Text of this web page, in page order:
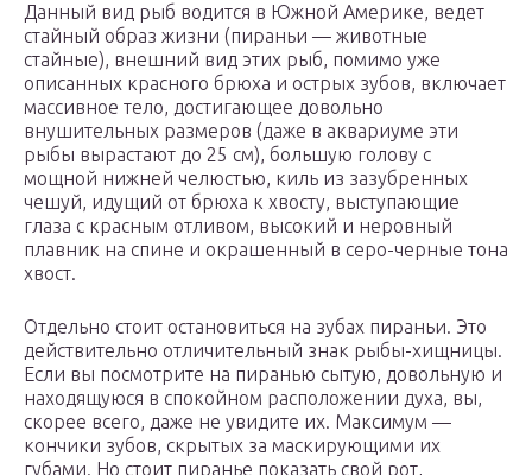
Данный вид рыб водится в Южной Америке, ведет
стайный образ жизни (пираньи — животные
стайные), внешний вид этих рыб, помимо уже
описанных красного брюха и острых зубов, включает
массивное тело, достигающее довольно
внушительных размеров (даже в аквариуме эти
рыбы вырастают до 25 см), большую голову с
мощной нижней челюстью, киль из зазубренных
чешуй, идущий от брюха к хвосту, выступающие
глаза с красным отливом, высокий и неровный
плавник на спине и окрашенный в серо-черные тона
хвост.
Отдельно стоит остановиться на зубах пираньи. Это
действительно отличительный знак рыбы-хищницы.
Если вы посмотрите на пиранью сытую, довольную и
находящуюся в спокойном расположении духа, вы,
скорее всего, даже не увидите их. Максимум —
кончики зубов, скрытых за маскирующими их
губами. Но стоит пиранье показать свой рот,